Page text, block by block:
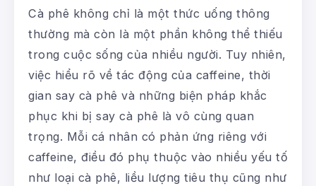
Cà phê không chỉ là một thức uống thông
thường mà còn là một phần không thể thiếu
trong cuộc sống của nhiều người. Tuy nhiên,
việc hiểu rõ về tác động của caffeine, thời
gian say cà phê và những biện pháp khắc
phục khi bị say cà phê là vô cùng quan
trọng. Mỗi cá nhân có phản ứng riêng với
caffeine, điều đó phụ thuộc vào nhiều yếu tố
như loại cà phê, liều lượng tiêu thụ cũng như